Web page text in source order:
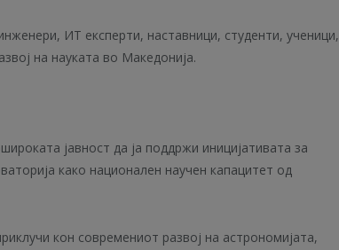
ИТ експерти, наставници, студенти, ученици,
на науката во Македонија.
јавност да ја поддржи иницијативата за
како национален научен капацитет од
кон современиот развој на астрономијата,